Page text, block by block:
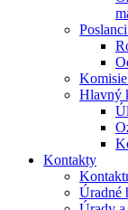
Hlavný
Kontakty
Úradné